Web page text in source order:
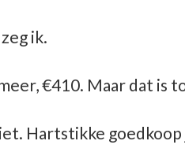
ik.
€410. Maar dat is
Hartstikke goedkoop